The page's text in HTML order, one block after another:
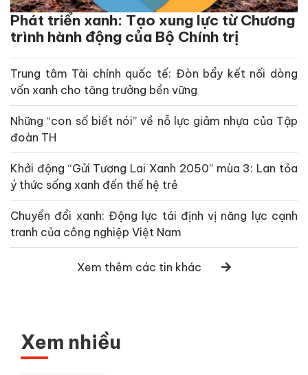
Phát triển xanh: Tạo xung lực từ Chương
trình hành động của Bộ Chính trị
Trung tâm Tài chính quốc tế: Đòn bẩy kết nối dòng
vốn xanh cho tăng trưởng bền vững
Những “con số biết nói” về nỗ lực giảm nhựa của Tập
đoàn TH
Khởi động “Gửi Tương Lai Xanh 2050” mùa 3: Lan tỏa
ý thức sống xanh đến thế hệ trẻ
Chuyển đổi xanh: Động lực tái định vị năng lực cạnh
tranh của công nghiệp Việt Nam
Xem thêm các tin khác
Xem nhiều